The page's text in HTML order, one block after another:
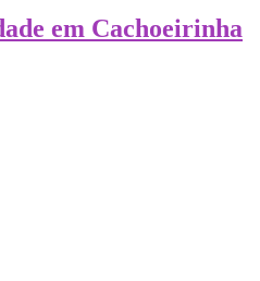
em Cachoeirinha